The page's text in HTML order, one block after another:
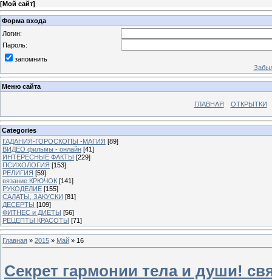
[Мой сайт]
Форма входа
Логин:
Пароль:
запомнить
Меню сайта
ГЛАВНАЯ ОТКРЫТКИ
Categories
ГАДАНИЯ-ГОРОСКОПЫ -МАГИЯ [89]
ВИДЕО фильмы - онлайн [41]
ИНТЕРЕСНЫЕ ФАКТЫ [229]
ПСИХОЛОГИЯ [153]
РЕЛИГИЯ [59]
вязание КРЮЧОК [141]
РУКОДЕЛИЕ [155]
САЛАТЫ, ЗАКУСКИ [81]
ДЕСЕРТЫ [109]
ФИТНЕС и ДИЕТЫ [56]
РЕЦЕПТЫ КРАСОТЫ [71]
Главная » 2015 » Май » 16
Секрет гармонии тела и души!